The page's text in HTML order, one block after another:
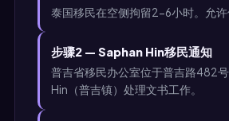
泰国移民在空侧拘留2-6小时。允许
步骤2 — Saphan Hin移民通知
普吉省移民办公室位于普吉路482
Hin（普吉镇）处理文书工作。